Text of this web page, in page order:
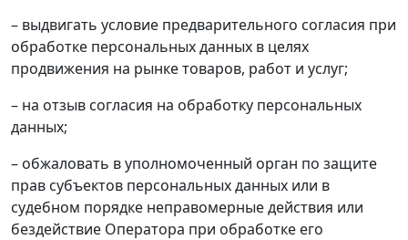
– выдвигать условие предварительного согласия при
обработке персональных данных в целях
продвижения на рынке товаров, работ и услуг;
– на отзыв согласия на обработку персональных
данных;
– обжаловать в уполномоченный орган по защите
прав субъектов персональных данных или в
судебном порядке неправомерные действия или
бездействие Оператора при обработке его